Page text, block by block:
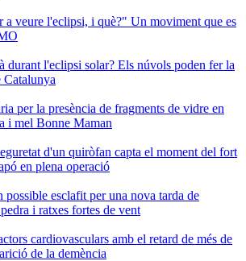
a veure l'eclipsi, i què?" Un moviment que es
durant l'eclipsi solar? Els núvols poden fer la
Catalunya
per la presència de fragments de vidre en
i mel Bonne Maman
d'un quiròfan capta el moment del fort
en plena operació
possible esclafit per una nova tarda de
i ratxes fortes de vent
cardiovasculars amb el retard de més de
de la demència